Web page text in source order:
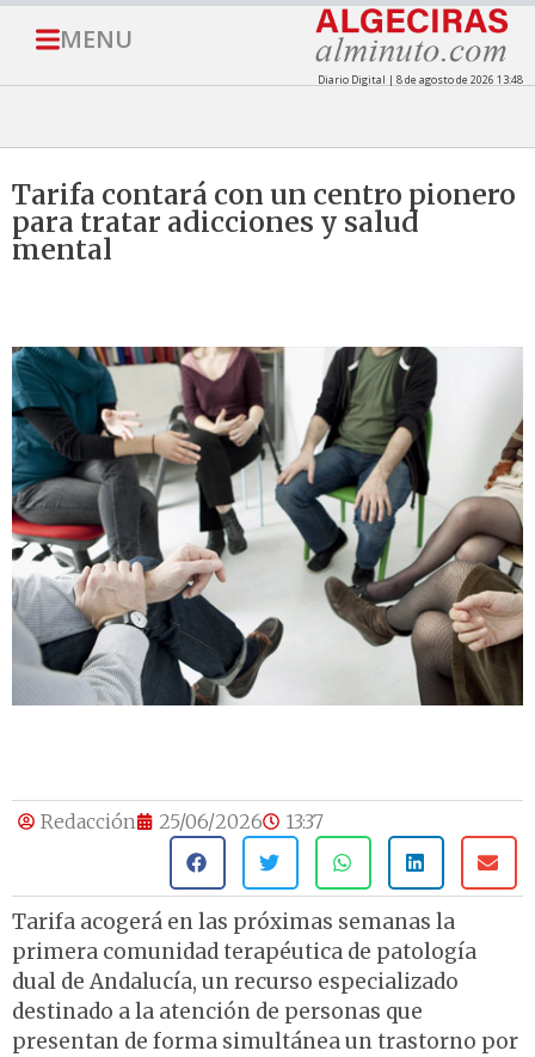
MENU
Diario Digital | 8 de agosto de 2026 13:48
Tarifa contará con un centro pionero
para tratar adicciones y salud
mental
Redacción 25/06/2026 13:37
Tarifa acogerá en las próximas semanas la
primera comunidad terapéutica de patología
dual de Andalucía, un recurso especializado
destinado a la atención de personas que
presentan de forma simultánea un trastorno por